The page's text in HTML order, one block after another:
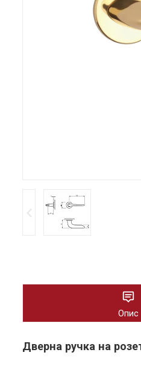
Опис
Дверна ручка на